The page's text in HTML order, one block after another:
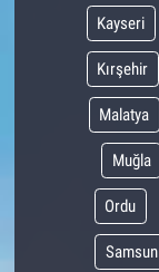
Kayseri
Kırşehir
Malatya
Muğla
Ordu
Samsun